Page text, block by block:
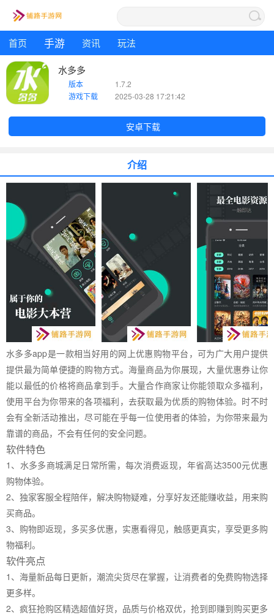
首页 手游 资讯 玩法
水多多
版本
1.7.2
游戏下载
2025-03-28 17:21:42
安卓下载
介绍
水多多app是一款相当好用的网上优惠购物平台，可为广大用户提供
提供最为简单便捷的购物方式。海量商品为你展现，大量优惠券让你
能以最低的价格将商品拿到手。大量合作商家让你能领取众多福利，
使用平台为你带来的各项福利，去获取最为优质的购物体验。时不时
会有全新活动推出，尽可能在乎每一位使用者的体验，为你带来最为
靠谱的商品，不会有任何的安全问题。
软件特色
1、水多多商城满足日常所需，每次消费返现，年省高达3500元优惠
购物体验。
2、独家客服全程陪伴，解决购物疑难，分享好友还能赚收益，用来购
买商品。
3、购物即返现，多买多优惠，实惠看得见，触感更真实，享受更多购
物福利。
软件亮点
1、海量新品每日更新，潮流尖货尽在掌握，让消费者的免费购物选择
更多样。
2、疯狂抢购区精选超值好货，品质与价格双优，抢到即赚到购买更多